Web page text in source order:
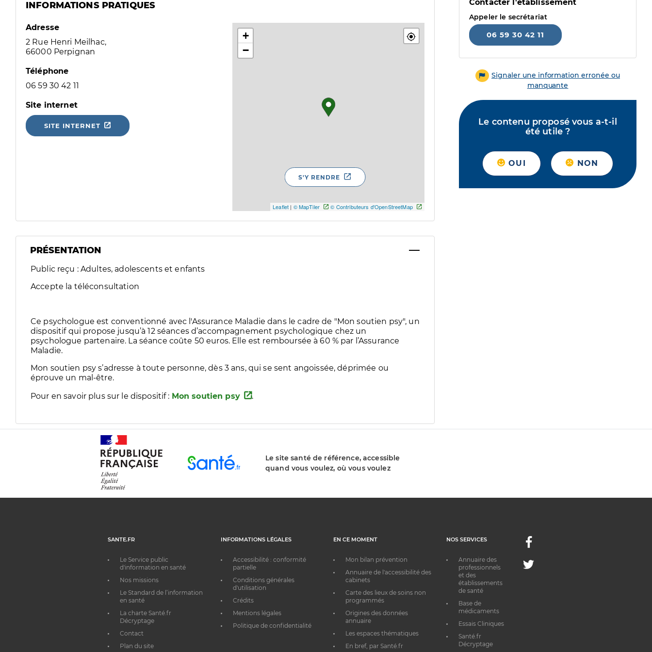
INFORMATIONS PRATIQUES
Adresse
2 Rue Henri Meilhac,
66000 Perpignan
Téléphone
06 59 30 42 11
Site internet
SITE INTERNET
+
−
Leaflet | © MapTiler © Contributeurs d'OpenStreetMap
S'Y RENDRE
PRÉSENTATION
Public reçu : Adultes, adolescents et enfants
Accepte la téléconsultation
Ce psychologue est conventionné avec l'Assurance Maladie dans le cadre de "Mon soutien psy", un
dispositif qui propose jusqu’à 12 séances d’accompagnement psychologique chez un
psychologue partenaire. La séance coûte 50 euros. Elle est remboursée à 60 % par l’Assurance
Maladie.
Mon soutien psy s’adresse à toute personne, dès 3 ans, qui se sent angoissée, déprimée ou
éprouve un mal-être.
Pour en savoir plus sur le dispositif : Mon soutien psy .
Contacter l'établissement
Appeler le secrétariat
06 59 30 42 11
Signaler une information erronée ou
manquante
Le contenu proposé vous a-t-il
été utile ?
OUI NON
Le site santé de référence, accessible
quand vous voulez, où vous voulez
SANTE.FR
Le Service public
d'information en santé
Nos missions
Le Standard de l’information
en santé
La charte Santé.fr
Décryptage
Contact
Plan du site
INFORMATIONS LÉGALES
Accessibilité : conformité
partielle
Conditions générales
d'utilisation
Crédits
Mentions légales
Politique de confidentialité
EN CE MOMENT
Mon bilan prévention
Annuaire de l'accessibilité des
cabinets
Carte des lieux de soins non
programmés
Origines des données
annuaire
Les espaces thématiques
En bref, par Santé.fr
NOS SERVICES
Annuaire des
professionnels
et des
établissements
de santé
Base de
médicaments
Essais Cliniques
Santé.fr
Décryptage
Facebook
Twitter